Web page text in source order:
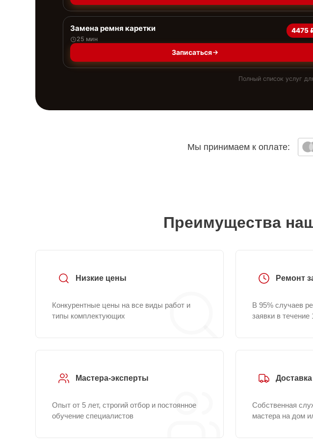
Замена ремня каретки
25 мин
4475
Записаться
Полный список услуг
Мы принимаем к оплате:
Преимущества
Низкие цены
Конкурентные цены на все виды работ и
типы комплектующих
Ремонт
В 95% случаев
заявки в течение
Мастера-эксперты
Опыт от 5 лет, строгий отбор и постоянное
обучение специалистов
Собственная
мастера на дом